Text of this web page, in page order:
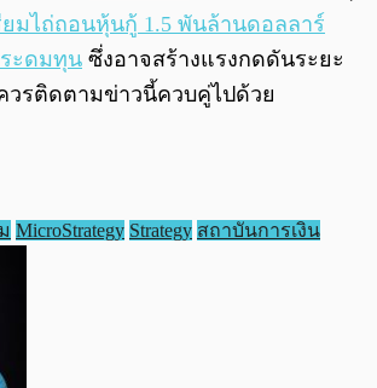
ยมไถ่ถอนหุ้นกู้ 1.5 พันล้านดอลลาร์
ะดมทุน ซึ่งอาจสร้างแรงกดดันระยะ
วรติดตามข่าวนี้ควบคู่ไปด้วย
MicroStrategy Strategy สถาบันการเงิน